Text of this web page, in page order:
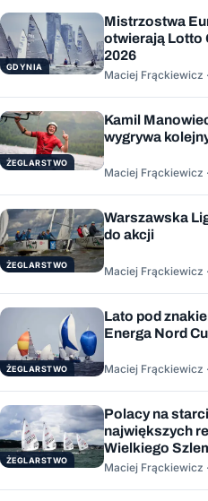
GDYNIA
Mistrzostwa
otwierają Lotto
2026
Maciej Frąckiewicz ·
ŻEGLARSTWO
Kamil
wygrywa
Maciej Frąckiewicz ·
ŻEGLARSTWO
Warszawska
do akcji
Maciej Frąckiewicz ·
ŻEGLARSTWO
Lato pod
Energa Nord
Maciej Frąckiewicz ·
ŻEGLARSTWO
Polacy na
największych
Wielkiego
Maciej Frąckiewicz ·